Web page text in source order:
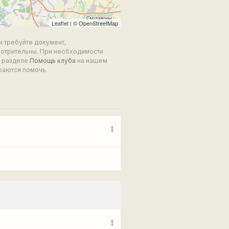
Leaflet | ©OpenStreetMap
документ,
При необходимости
разделе Помощь клуба на нашем
помочь.
more_vert
more_vert